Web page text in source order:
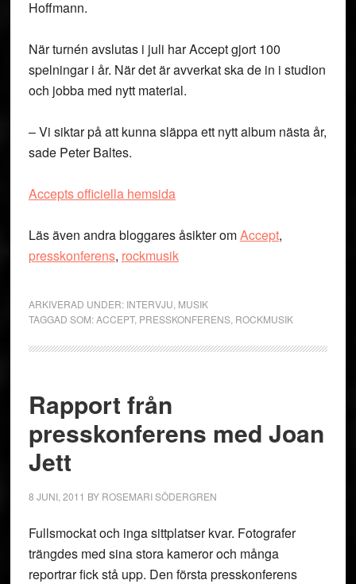
Hoffmann.
När turnén avslutas i juli har Accept gjort 100
spelningar i år. När det är avverkat ska de in i studion
och jobba med nytt material.
– Vi siktar på att kunna släppa ett nytt album nästa år,
sade Peter Baltes.
Accepts officiella hemsida
Läs även andra bloggares åsikter omAccept,
presskonferens, rockmusik
ARKIVERAD UNDER: INTERVJU MUSIK
TAGGAD SOM:ACCEPT, PRESSKONFERENS, ROCKMUSIK
Rapport från
presskonferens med Joan
Jett
8 JUNI, 2011 BY ROSEMARI SÖDERGREN
Fullsmockat och inga sittplatser kvar. Fotografer
trängdes med sina stora kameror och många
reportrar fick stå upp. Den första presskonferens